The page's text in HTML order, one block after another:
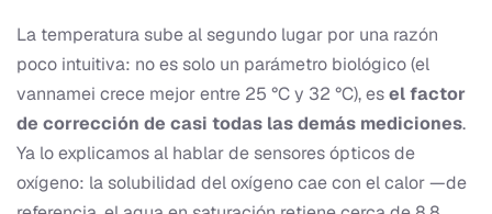
La temperatura sube al segundo lugar por una razón
poco intuitiva: no es solo un parámetro biológico (el
vannamei crece mejor entre 25 °C y 32 °C), esel factor
de corrección de casi todas las demás mediciones.
Ya lo explicamos al hablar de sensores ópticos de
oxígeno: la solubilidad del oxígeno cae con el calor —de